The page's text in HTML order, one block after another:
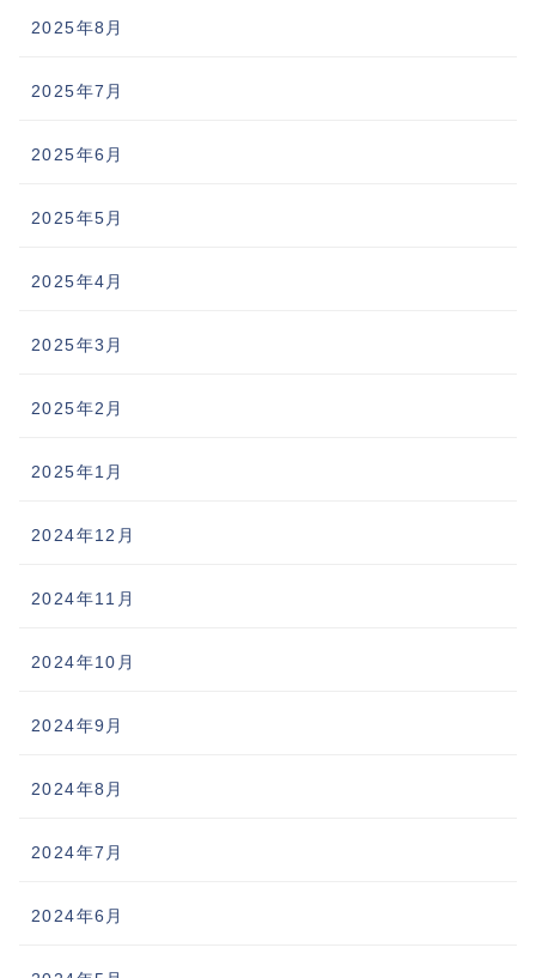
2025年8月
2025年7月
2025年6月
2025年5月
2025年4月
2025年3月
2025年2月
2025年1月
2024年12月
2024年11月
2024年10月
2024年9月
2024年8月
2024年7月
2024年6月